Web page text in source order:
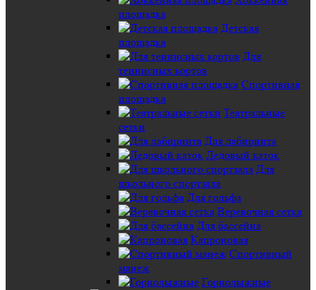
площадка
Детская
площадка
Для
теннисных кортов
Спортивная
площадка
Театральные
сетки
Для лабиринта
Ледовый каток
Для
школьного спортзала
Для гольфа
Веревочная сетка
Для бассейна
Капроновая
Спортивный
манеж
Горнолыжные